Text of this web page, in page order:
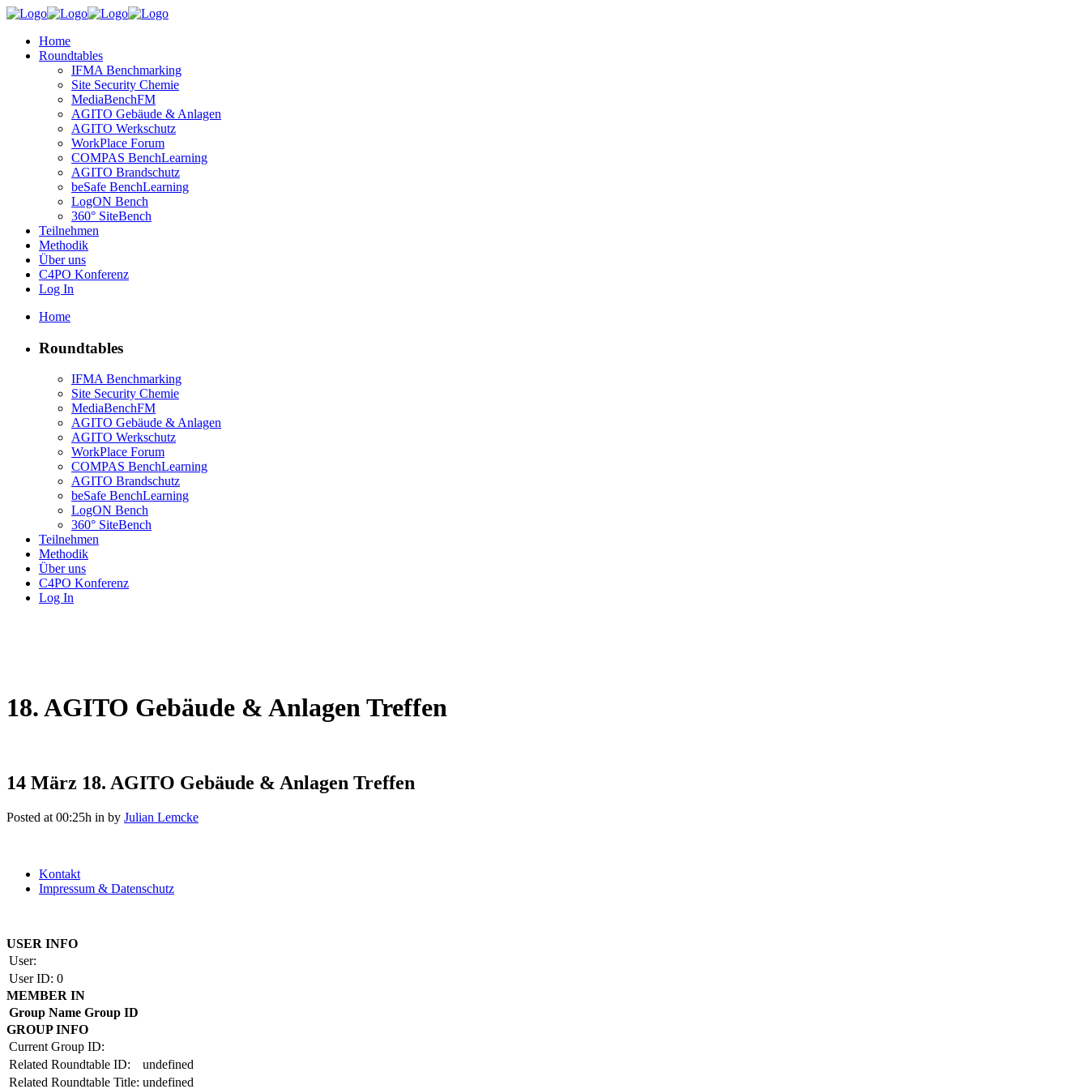
Home
Roundtables
IFMA Benchmarking
Site Security Chemie
MediaBenchFM
AGITO Gebäude & Anlagen
AGITO Werkschutz
WorkPlace Forum
COMPAS BenchLearning
AGITO Brandschutz
beSafe BenchLearning
LogON Bench
360° SiteBench
Teilnehmen
Methodik
Über uns
C4PO Konferenz
Log In
Home
Roundtables
IFMA Benchmarking
Site Security Chemie
MediaBenchFM
AGITO Gebäude & Anlagen
AGITO Werkschutz
WorkPlace Forum
COMPAS BenchLearning
AGITO Brandschutz
beSafe BenchLearning
LogON Bench
360° SiteBench
Teilnehmen
Methodik
Über uns
C4PO Konferenz
Log In
18. AGITO Gebäude & Anlagen Treffen
14 März 18. AGITO Gebäude & Anlagen Treffen
Posted at 00:25h in by Julian Lemcke
Kontakt
Impressum & Datenschutz
USER INFO
User:
User ID: 0
MEMBER IN
Group Name Group ID
GROUP INFO
Current Group ID:
Related Roundtable ID:
undefined
Related Roundtable Title: undefined